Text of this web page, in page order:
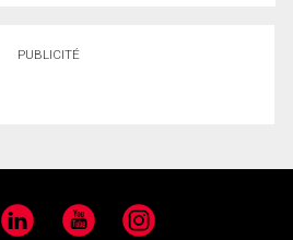
PUBLICITÉ
LinkedIn YouTube Instagram